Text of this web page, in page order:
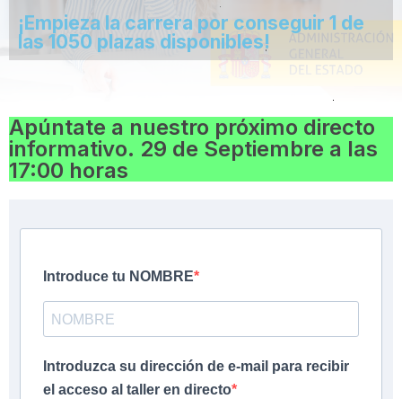
¡Empieza la carrera por conseguir 1 de
las 1050 plazas disponibles!
Apúntate a nuestro próximo directo
informativo. 29 de Septiembre a las
17:00 horas
Introduce tu NOMBRE
Introduzca su dirección de e-mail para recibir
el acceso al taller en directo